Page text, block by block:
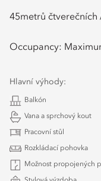
45metrů čtverečních
Occupancy:
Hlavní výhody:
Balkón
Vana a sprchový kout
Pracovní stůl
Rozkládací pohovka
Možnost propojených